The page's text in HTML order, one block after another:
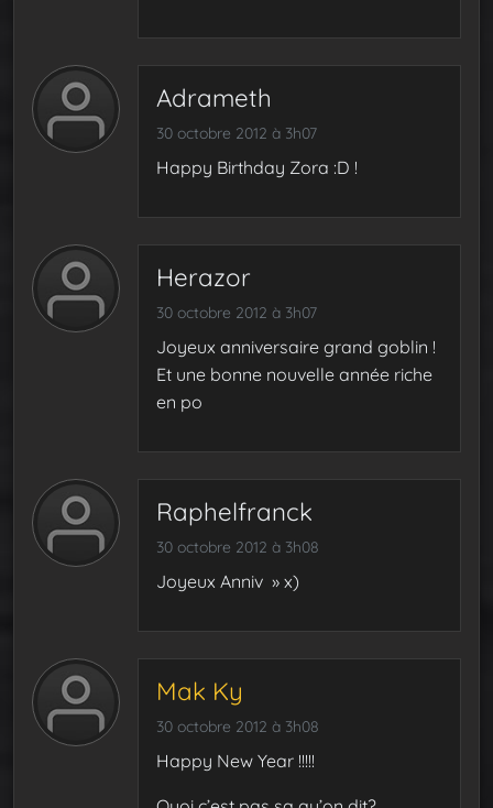
Adrameth
30 octobre 2012 à 3h07
Happy Birthday Zora :D !
Herazor
30 octobre 2012 à 3h07
Joyeux anniversaire grand goblin !
Et une bonne nouvelle année riche
en po
Raphelfranck
30 octobre 2012 à 3h08
Joyeux Anniv » x)
Mak Ky
30 octobre 2012 à 3h08
Happy New Year !!!!!